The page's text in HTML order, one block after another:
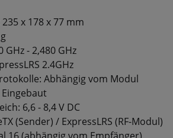
x 178 x 77 mm
GHz - 2,480 GHz
2.4GHz
Abhängig vom Modul
6,6 - 8,4 V DC
(Sender) / ExpressLRS (RF-Modul)